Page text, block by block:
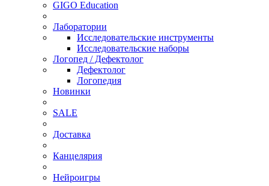
GIGO Education
Лаборатории
Исследовательские инструменты
Исследовательские наборы
Логопед / Дефектолог
Дефектолог
Логопедия
Новинки
SALE
Доставка
Канцелярия
Нейроигры